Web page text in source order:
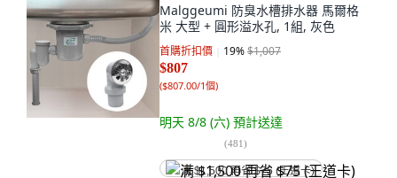
Malggeumi 防臭水槽排水器 馬爾格
米 大型 + 圓形溢水孔, 1組, 灰色
首購折扣價 19%$1,007
$807
($807.00/1個)
明天 8/8 (六) 預計送達
(481)
满 $1,500 再省 $75 (王道卡)